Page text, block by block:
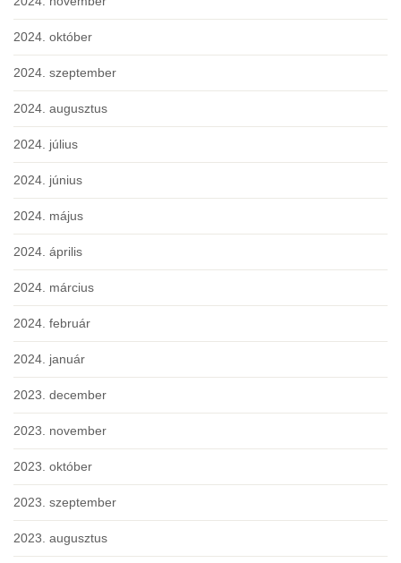
2024. október
2024. szeptember
2024. augusztus
2024. július
2024. június
2024. május
2024. április
2024. március
2024. február
2024. január
2023. december
2023. november
2023. október
2023. szeptember
2023. augusztus